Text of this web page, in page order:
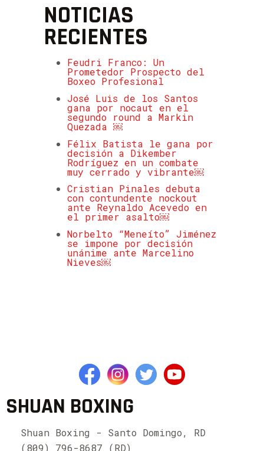
NOTICIAS
RECIENTES
Feudri Franco: Un
Prometedor Prospecto del
Boxeo Profesional
José Luis de los Santos
gana por nocaut en el
segundo round a Markin
Quezada ￼
Félix Batista le gana por
decisión a Dikember
Rodríguez en un combate
muy cerrado y vibrante￼
Cristian Pinales debuta
con contundente nockout
ante Reynaldo Acevedo en
el primer asalto￼
Norbelto “Meneíto” Jiménez
se impone por decisión
unánime ante Marcelino
Nieves￼
SHUAN BOXING
Shuan Boxing - Santo Domingo, RD
(809) 796-8687 (RD)